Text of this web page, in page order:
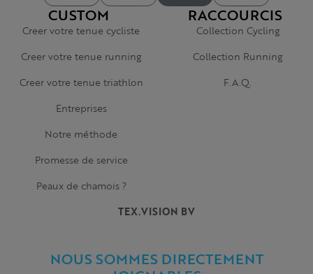
TEX.VISION BV
NOUS SOMMES DIRECTEMENT
CUSTOM
Creer votre tenue cycliste
Creer votre tenue running
Creer votre tenue triathlon
Entreprises
Notre méthode
Promesse de service
Peaux de chamois ?
RACCOURCIS
Collection Cycling
Collection Running
F.A.Q.